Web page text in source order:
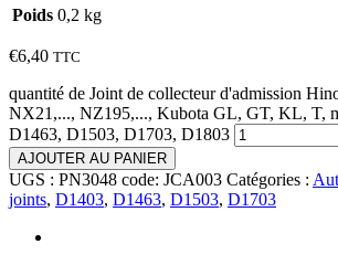
Poids 0,2 kg
€6,40 TTC
quantité de Joint de collecteur d'admission
NX21,..., NZ195,..., Kubota GL, GT, KL, T,
D1463, D1503, D1703, D1803
AJOUTER AU PANIER
UGS : PN3048 code: JCA003 Catégories :
joints, D1403, D1463, D1503, D1703